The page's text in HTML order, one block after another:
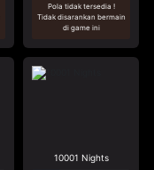
Pola tidak tersedia !
Tidak disarankan bermain
di game ini
10001 Nights